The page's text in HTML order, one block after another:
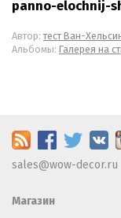
panno-elochnij-
Автор:тест Ван-
Альбомы: Галерея на
sales@wow-decor.ru
Магазин